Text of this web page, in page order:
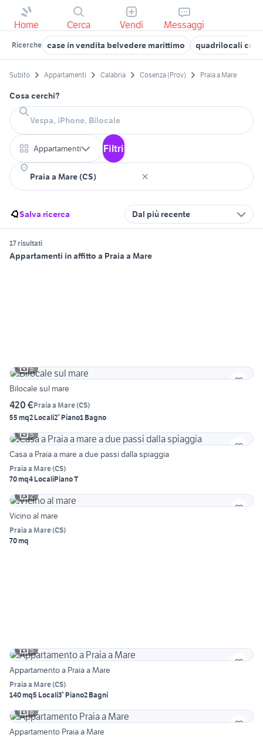
Home Cerca Vendi Messaggi
Ricerche case in vendita belvedere marittimo quadrilocali
Subito Appartamenti Calabria Cosenza (Prov) Praia a Mare
Cosa cerchi?
Appartamenti Filtri
Salva ricerca Dal più recente
17 risultati
Appartamenti in affitto a Praia a Mare
6
Bilocale sul mare
420 €Praia a Mare(CS)
55 mq2 Locali2° Piano1 Bagno
5
Casa a Praia a mare a due passi dalla spiaggia
Praia a Mare(CS)
70 mq4 LocaliPiano T
2
Vicino al mare
Praia a Mare(CS)
70 mq
5
Appartamento a Praia a Mare
Praia a Mare(CS)
140 mq5 Locali3° Piano2 Bagni
6
Appartamento Praia a Mare